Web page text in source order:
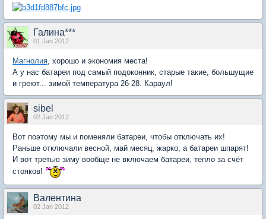
Галина***
01 Jan 2012
Магнолия, хорошо и экономия места!
А у нас батареи под самый подоконник, старые такие, большущие
и греют... зимой температура 26-28. Караул!
sibel
02 Jan 2012
Вот поэтому мы и поменяли батареи, чтобы отключать их!
Раньше отключали весной, май месяц, жарко, а батареи шпарят!
И вот третью зиму вообще не включаем батареи, тепло за счёт
стояков!
Валентина
02 Jan 2012